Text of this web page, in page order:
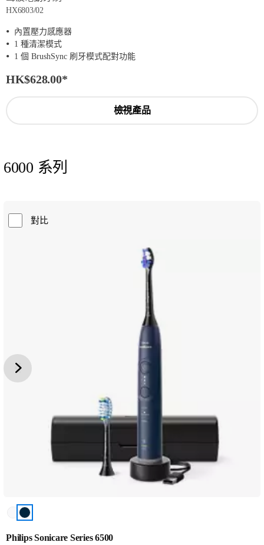
HX6803/02
內置壓力感應器
1 種清潔模式
1 個 BrushSync 刷牙模式配對功能
HK$628.00*
檢視產品
6000 系列
對比
Philips Sonicare Series 6500